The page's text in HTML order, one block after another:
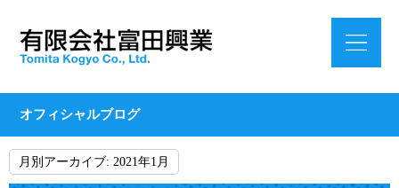
オフィシャルブログ
月別アーカイブ: 2021年1月